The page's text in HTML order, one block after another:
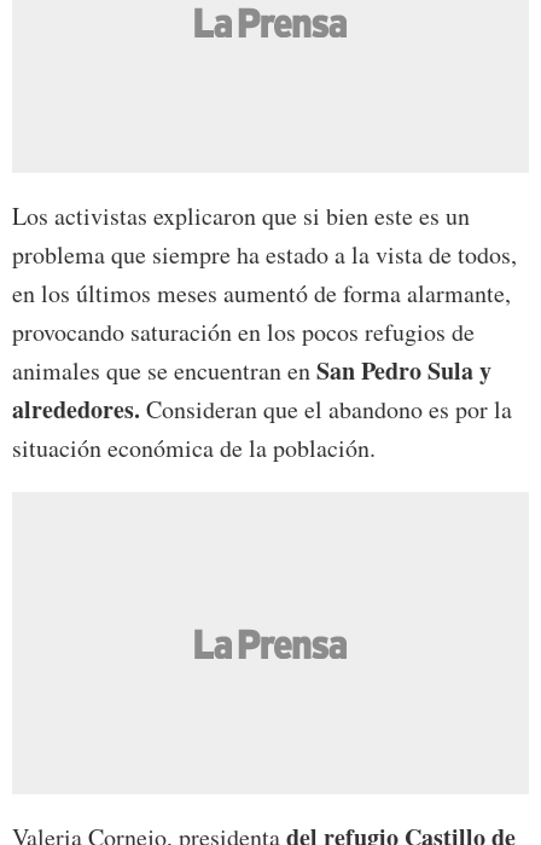
Los activistas explicaron que si bien este es un
problema que siempre ha estado a la vista de todos,
en los últimos meses aumentó de forma alarmante,
provocando saturación en los pocos refugios de
animales que se encuentran enSan Pedro Sula y
alrededores. Consideran que el abandono es por la
situación económica de la población.
Valeria Cornejo, presidentadel refugio Castillo de